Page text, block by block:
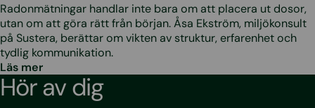
Radonmätningar handlar inte bara om att placera ut dosor,
utan om att göra rätt från början. Åsa Ekström, miljökonsult
på Sustera, berättar om vikten av struktur, erfarenhet och
tydlig kommunikation.
Läs mer
Hör av dig